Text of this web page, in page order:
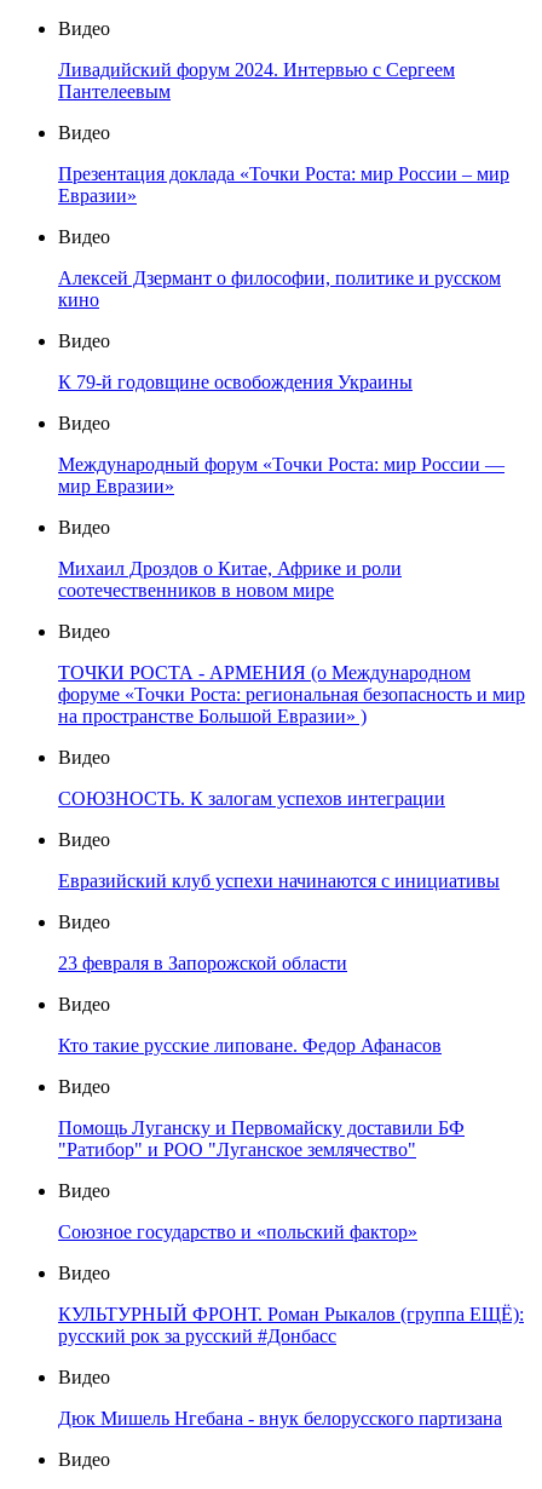
Видео
Ливадийский форум 2024. Интервью с Сергеем
Пантелеевым
Видео
Презентация доклада «Точки Роста: мир России – мир
Евразии»
Видео
Алексей Дзермант о философии, политике и русском
кино
Видео
К 79-й годовщине освобождения Украины
Видео
Международный форум «Точки Роста: мир России —
мир Евразии»
Видео
Михаил Дроздов о Китае, Африке и роли
соотечественников в новом мире
Видео
ТОЧКИ РОСТА - АРМЕНИЯ (о Международном
форуме «Точки Роста: региональная безопасность и мир
на пространстве Большой Евразии» )
Видео
СОЮЗНОСТЬ. К залогам успехов интеграции
Видео
Евразийский клуб успехи начинаются с инициативы
Видео
23 февраля в Запорожской области
Видео
Кто такие русские липоване. Федор Афанасов
Видео
Помощь Луганску и Первомайску доставили БФ
"Ратибор" и РОО "Луганское землячество"
Видео
Союзное государство и «польский фактор»
Видео
КУЛЬТУРНЫЙ ФРОНТ. Роман Рыкалов (группа ЕЩЁ):
русский рок за русский #Донбасс
Видео
Дюк Мишель Нгебана - внук белорусского партизана
Видео